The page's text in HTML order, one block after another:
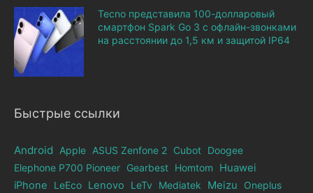
Tecno представила 100-долларовый
смартфон Spark Go 3 с офлайн-звонками
на расстоянии до 1,5 км и защитой IP64
Быстрые ссылки
Android Apple ASUS Zenfone 2 Cubot Doogee
Elephone Р700 Pioneer Gearbest Homtom
Huawei
iPhone
LeEco Lenovo LeTv Mediatek Meizu
Oneplus